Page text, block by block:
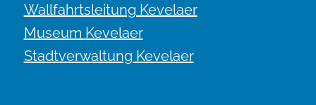
Wallfahrtsleitung Kevelaer
Museum Kevelaer
Stadtverwaltung Kevelaer